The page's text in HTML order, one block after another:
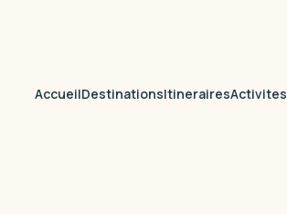
AccueilDestinationsItinerairesActivites